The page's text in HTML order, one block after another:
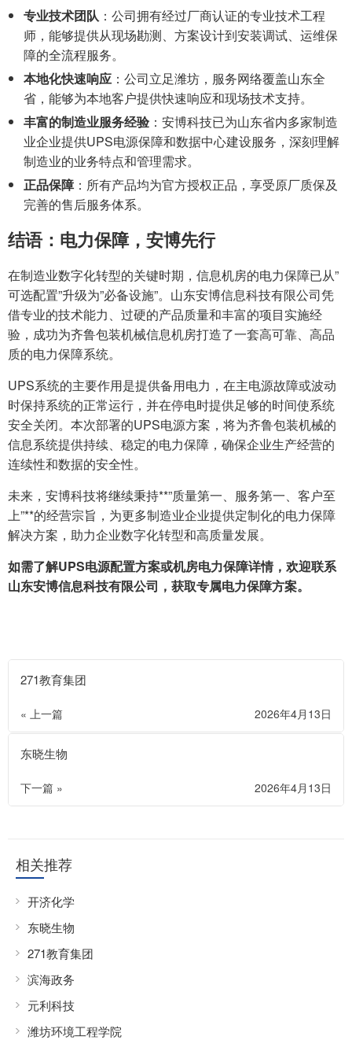
专业技术团队 ：公司拥有经过厂商认证的专业技术工程
师，能够提供从现场勘测、方案设计到安装调试、运维保
障的全流程服务。
本地化快速响应 ：公司立足潍坊，服务网络覆盖山东全
省，能够为本地客户提供快速响应和现场技术支持。
丰富的制造业服务经验 ：安博科技已为山东省内多家制造
业企业提供UPS电源保障和数据中心建设服务，深刻理解
制造业的业务特点和管理需求。
正品保障 ：所有产品均为官方授权正品，享受原厂质保及
完善的售后服务体系。
结语：电力保障，安博先行
在制造业数字化转型的关键时期，信息机房的电力保障已从”
可选配置”升级为”必备设施”。山东安博信息科技有限公司凭
借专业的技术能力、过硬的产品质量和丰富的项目实施经
验，成功为齐鲁包装机械信息机房打造了一套高可靠、高品
质的电力保障系统。
UPS系统的主要作用是提供备用电力，在主电源故障或波动
时保持系统的正常运行，并在停电时提供足够的时间使系统
安全关闭。本次部署的UPS电源方案，将为齐鲁包装机械的
信息系统提供持续、稳定的电力保障，确保企业生产经营的
连续性和数据的安全性。
未来，安博科技将继续秉持**”质量第一、服务第一、客户至
上”**的经营宗旨，为更多制造业企业提供定制化的电力保障
解决方案，助力企业数字化转型和高质量发展。
如需了解UPS电源配置方案或机房电力保障详情，欢迎联系
山东安博信息科技有限公司，获取专属电力保障方案。
271教育集团
« 上一篇 2026年4月13日
东晓生物
下一篇 » 2026年4月13日
相关推荐
开济化学
东晓生物
271教育集团
滨海政务
元利科技
潍坊环境工程学院